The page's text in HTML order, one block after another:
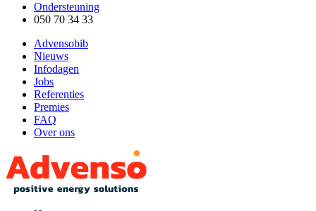
Ondersteuning
050 70 34 33
Advensobib
Nieuws
Infodagen
Jobs
Referenties
Premies
FAQ
Over ons